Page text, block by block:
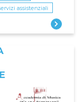
assistenziali